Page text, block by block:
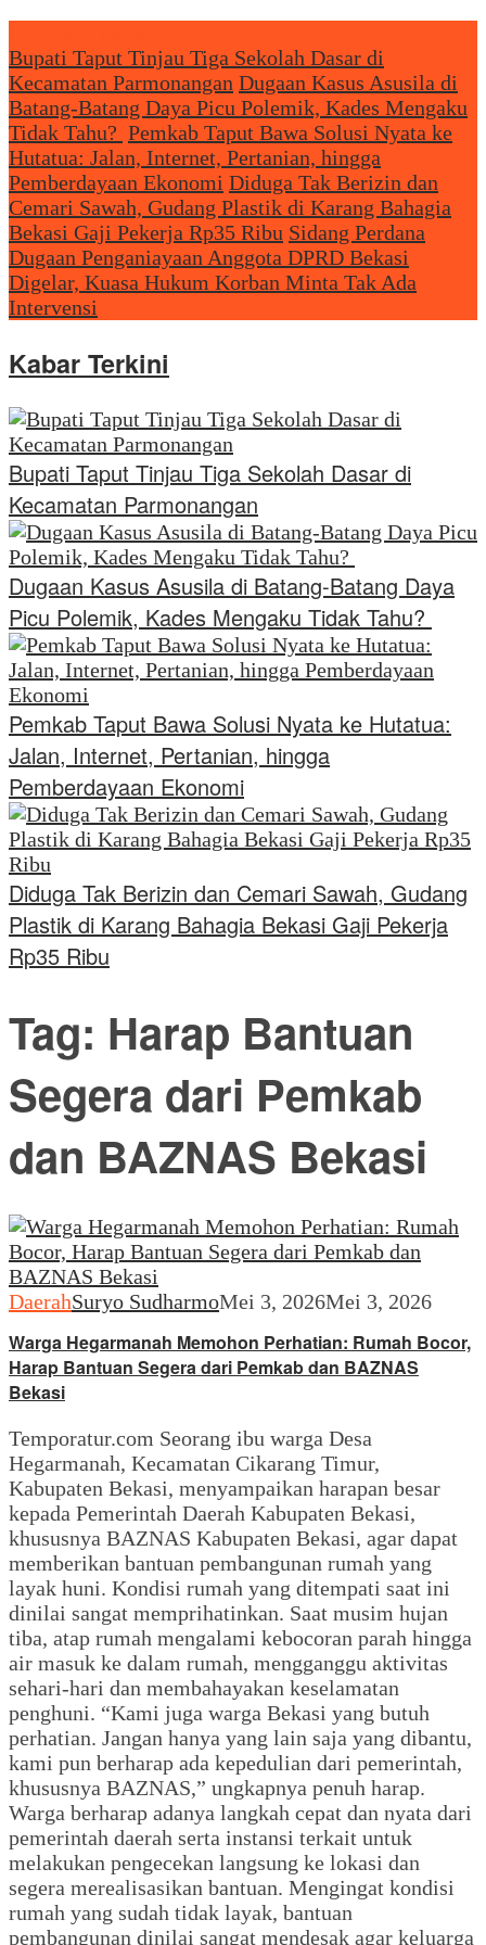
Bupati Taput Tinjau Tiga Sekolah Dasar di
Kecamatan Parmonangan Dugaan Kasus Asusila di
Batang-Batang Daya Picu Polemik, Kades Mengaku
Tidak Tahu? Pemkab Taput Bawa Solusi Nyata ke
Hutatua: Jalan, Internet, Pertanian, hingga
Pemberdayaan Ekonomi Diduga Tak Berizin dan
Cemari Sawah, Gudang Plastik di Karang Bahagia
Bekasi Gaji Pekerja Rp35 Ribu Sidang Perdana
Dugaan Penganiayaan Anggota DPRD Bekasi
Digelar, Kuasa Hukum Korban Minta Tak Ada
Intervensi
Kabar Terkini
Bupati Taput Tinjau Tiga Sekolah Dasar di
Kecamatan Parmonangan
Dugaan Kasus Asusila di Batang-Batang Daya
Picu Polemik, Kades Mengaku Tidak Tahu?
Pemkab Taput Bawa Solusi Nyata ke Hutatua:
Jalan, Internet, Pertanian, hingga
Pemberdayaan Ekonomi
Diduga Tak Berizin dan Cemari Sawah, Gudang
Plastik di Karang Bahagia Bekasi Gaji Pekerja
Rp35 Ribu
Tag: Harap Bantuan
Segera dari Pemkab
dan BAZNAS Bekasi
DaerahSuryo SudharmoMei 3, 2026Mei 3, 2026
Warga Hegarmanah Memohon Perhatian: Rumah Bocor,
Harap Bantuan Segera dari Pemkab dan BAZNAS
Bekasi
Temporatur.com Seorang ibu warga Desa
Hegarmanah, Kecamatan Cikarang Timur,
Kabupaten Bekasi, menyampaikan harapan besar
kepada Pemerintah Daerah Kabupaten Bekasi,
khususnya BAZNAS Kabupaten Bekasi, agar dapat
memberikan bantuan pembangunan rumah yang
layak huni. Kondisi rumah yang ditempati saat ini
dinilai sangat memprihatinkan. Saat musim hujan
tiba, atap rumah mengalami kebocoran parah hingga
air masuk ke dalam rumah, mengganggu aktivitas
sehari-hari dan membahayakan keselamatan
penghuni. “Kami juga warga Bekasi yang butuh
perhatian. Jangan hanya yang lain saja yang dibantu,
kami pun berharap ada kepedulian dari pemerintah,
khususnya BAZNAS,” ungkapnya penuh harap.
Warga berharap adanya langkah cepat dan nyata dari
pemerintah daerah serta instansi terkait untuk
melakukan pengecekan langsung ke lokasi dan
segera merealisasikan bantuan. Mengingat kondisi
rumah yang sudah tidak layak, bantuan
pembangunan dinilai sangat mendesak agar keluarga